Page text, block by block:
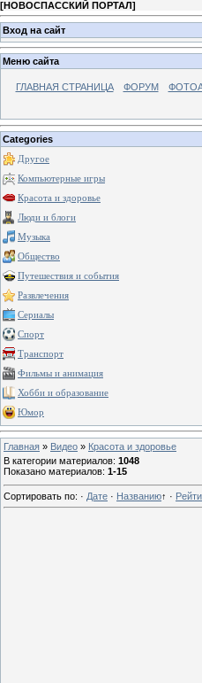
[НОВОСПАССКИЙ ПОРТАЛ]
Вход на сайт
Меню сайта
ГЛАВНАЯ СТРАНИЦА ФОРУМ
Categories
Другое
Компьютерные игры
Красота и здоровье
Люди и блоги
Музыка
Общество
Путешествия и события
Развлечения
Сериалы
Спорт
Транспорт
Фильмы и анимация
Хобби и образование
Юмор
Главная » Видео » Красота и здоровье
В категории материалов: 1048
Показано материалов: 1-15
Сортировать по: · Дате · Названию↑ ·